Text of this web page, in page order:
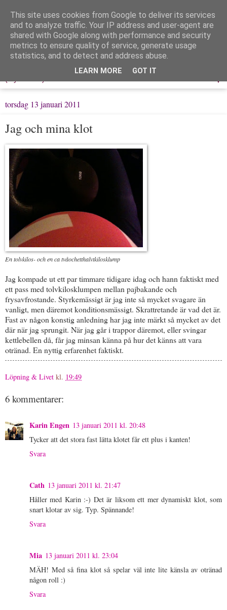
Löpning & Livet
Mitt liv, mina tankar & min träning
▼
torsdag 13 januari 2011
Jag och mina klot
En tolvkilos- och en ca tvåochetthalvtkilosklump
Jag kompade ut ett par timmare tidigare idag och hann faktiskt med
ett pass med tolvkilosklumpen mellan pajbakande och
frysavfrostande. Styrkemässigt är jag inte så mycket svagare än
vanligt, men däremot konditionsmässigt. Skrattretande är vad det är.
Fast av någon konstig anledning har jag inte märkt så mycket av det
där när jag sprungit. När jag går i trappor däremot, eller svingar
kettlebellen då, får jag minsan känna på hur det känns att vara
otränad. En nyttig erfarenhet faktiskt.
Löpning & Livet kl. 19:49
6 kommentarer:
Karin Engen 13 januari 2011 kl. 20:48
Tycker att det stora fast lätta klotet får ett plus i kanten!
Svara
Cath 13 januari 2011 kl. 21:47
Håller med Karin :-) Det är liksom ett mer dynamiskt klot, som
snart klotar av sig. Typ. Spännande!
Svara
Mia 13 januari 2011 kl. 23:04
MÄH! Med så fina klot så spelar väl inte lite känsla av otränad
någon roll :)
Svara
This site uses cookies from Google to deliver its services
and to analyze traffic. Your IP address and user-agent are
shared with Google along with performance and security
metrics to ensure quality of service, generate usage
statistics, and to detect and address abuse.
LEARN MORE GOT IT